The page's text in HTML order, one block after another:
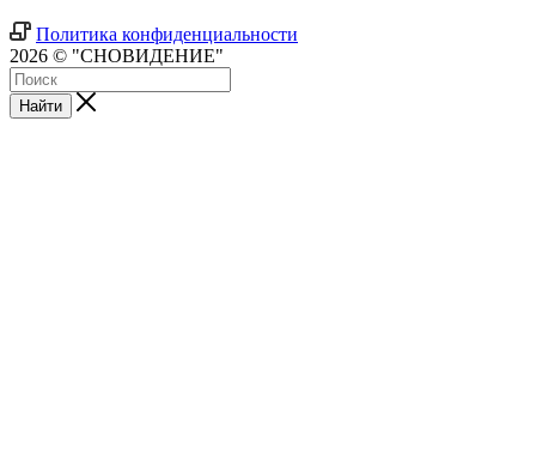
Политика конфиденциальности
2026 © "СНОВИДЕНИЕ"
Найти